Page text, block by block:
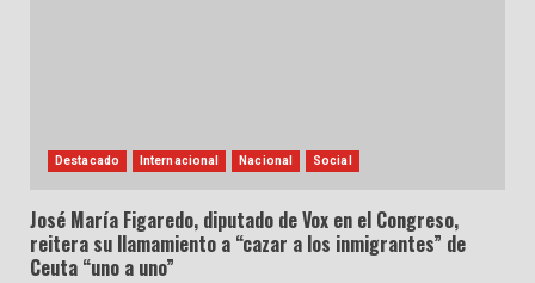
Destacado Internacional Nacional Social
José María Figaredo, diputado de Vox en el Congreso,
reitera su llamamiento a “cazar a los inmigrantes” de
Ceuta “uno a uno”